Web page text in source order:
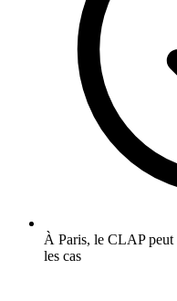
À Paris, le CLAP peut
les cas